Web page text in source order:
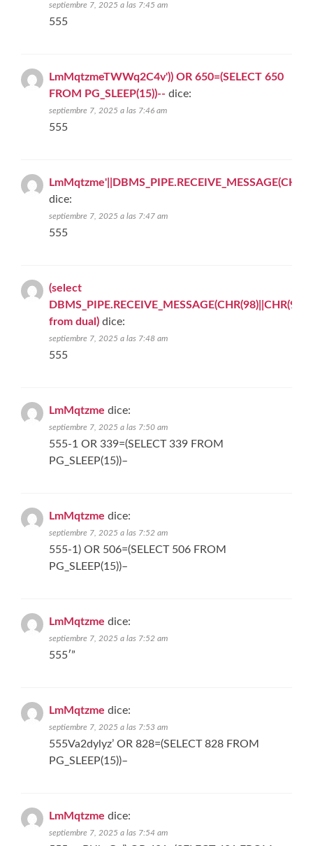
septiembre 7, 2025 a las 7:45 am
555
LmMqtzmeTWWq2C4v')) OR 650=(SELECT 650
FROM PG_SLEEP(15))-- dice:
septiembre 7, 2025 a las 7:46 am
555
dice:
septiembre 7, 2025 a las 7:47 am
555
(select
from dual) dice:
septiembre 7, 2025 a las 7:48 am
555
LmMqtzme dice:
septiembre 7, 2025 a las 7:50 am
555-1 OR 339=(SELECT 339 FROM
PG_SLEEP(15))–
LmMqtzme dice:
septiembre 7, 2025 a las 7:52 am
555-1) OR 506=(SELECT 506 FROM
PG_SLEEP(15))–
LmMqtzme dice:
septiembre 7, 2025 a las 7:52 am
555′”
LmMqtzme dice:
septiembre 7, 2025 a las 7:53 am
555Va2dylyz’ OR 828=(SELECT 828 FROM
PG_SLEEP(15))–
LmMqtzme dice:
septiembre 7, 2025 a las 7:54 am